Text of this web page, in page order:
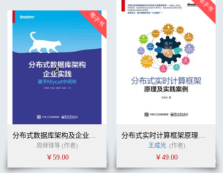
分布式数据库架构及企业实践——基于Mycat中间件
周继锋等 (作者)
￥59.00
分布式实时计算框架原理及实践案例
王成光 (作者)
￥49.00